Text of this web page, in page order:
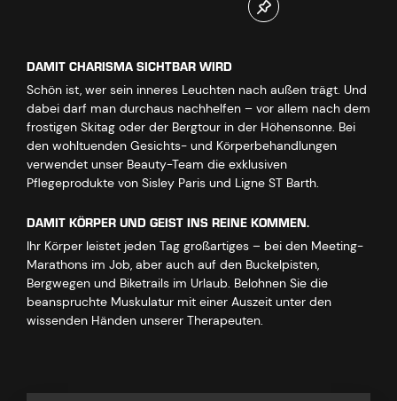
DAMIT CHARISMA SICHTBAR WIRD
Schön ist, wer sein inneres Leuchten nach außen trägt. Und
dabei darf man durchaus nachhelfen – vor allem nach dem
frostigen Skitag oder der Bergtour in der Höhensonne. Bei
den wohltuenden Gesichts- und Körperbehandlungen
verwendet unser Beauty-Team die exklusiven
Pflegeprodukte von Sisley Paris und Ligne ST Barth.
DAMIT KÖRPER UND GEIST INS REINE KOMMEN.
Ihr Körper leistet jeden Tag großartiges – bei den Meeting-
Marathons im Job, aber auch auf den Buckelpisten,
Bergwegen und Biketrails im Urlaub. Belohnen Sie die
beanspruchte Muskulatur mit einer Auszeit unter den
wissenden Händen unserer Therapeuten.